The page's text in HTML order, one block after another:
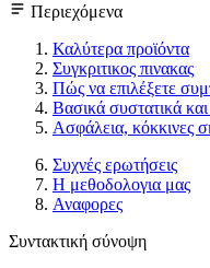
Περιεχόμενα
Καλύτερα προϊόντα
Συγκριτικος πινακας
Πώς να επιλέξετε
Βασικά συστατικά και
Ασφάλεια, κόκκινες
Συχνές ερωτήσεις
Η μεθοδολογια μας
Αναφορες
Συντακτική σύνοψη